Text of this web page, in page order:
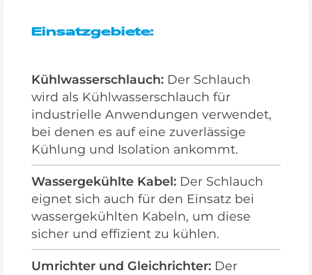
Einsatzgebiete:
Kühlwasserschlauch: Der Schlauch
wird als Kühlwasserschlauch für
industrielle Anwendungen verwendet,
bei denen es auf eine zuverlässige
Kühlung und Isolation ankommt.
Wassergekühlte Kabel: Der Schlauch
eignet sich auch für den Einsatz bei
wassergekühlten Kabeln, um diese
sicher und effizient zu kühlen.
Umrichter und Gleichrichter: Der